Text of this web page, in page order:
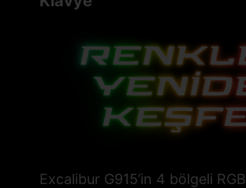
Excalibur G915’in 4 bölgeli RGB